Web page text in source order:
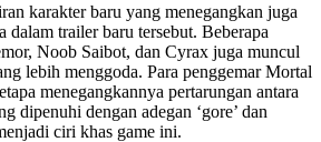
karakter baru yang menegangkan juga
dalam trailer baru tersebut. Beberapa
Noob Saibot, dan Cyrax juga muncul
lebih menggoda. Para penggemar Mortal
menegangkannya pertarungan antara
dipenuhi dengan adegan ‘gore’ dan
ciri khas game ini.